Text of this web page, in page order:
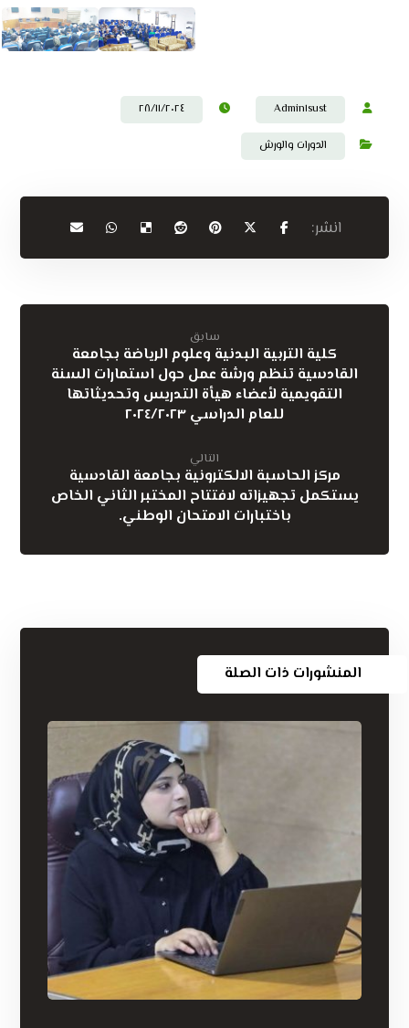
Admin١sust ٢٨/١١/٢٠٢٤
الدورات والورش
سابق
كلية التربية البدنية وعلوم الرياضة بجامعة
القادسية تنظم ورشة عمل حول استمارات السنة
التقويمية لأعضاء هيأة التدريس وتحديثاتها
للعام الدراسي ٢٠٢٤/٢٠٢٣
التالي
مركز الحاسبة الالكترونية بجامعة القادسية
يستكمل تجهيزاته لافتتاح المختبر الثاني الخاص
باختبارات الامتحان الوطني.
المنشورات ذات الصلة